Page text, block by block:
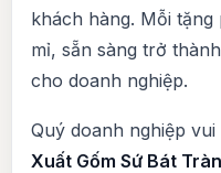
khách hàng. Mỗi
mỉ, sẵn sàng trở
cho doanh nghiệp.
Quý doanh nghiệp
Xuất Gốm Sứ Bát